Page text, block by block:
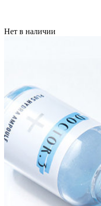
Нет в наличии